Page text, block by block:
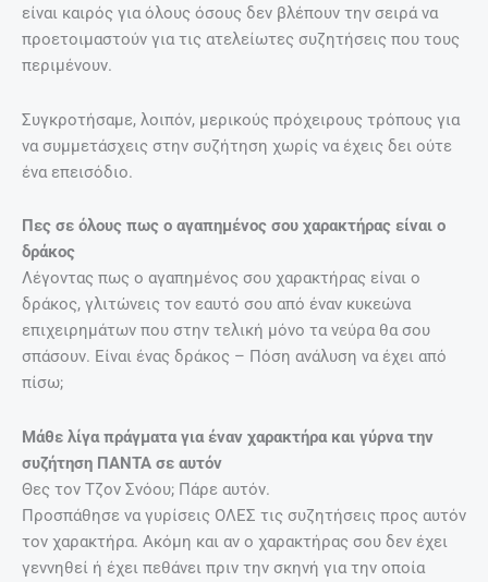
είναι καιρός για όλους όσους δεν βλέπουν την σειρά να
προετοιμαστούν για τις ατελείωτες συζητήσεις που τους
περιμένουν.
Συγκροτήσαμε, λοιπόν, μερικούς πρόχειρους τρόπους για
να συμμετάσχεις στην συζήτηση χωρίς να έχεις δει ούτε
ένα επεισόδιο.
Πες σε όλους πως ο αγαπημένος σου χαρακτήρας είναι ο
δράκος
Λέγοντας πως ο αγαπημένος σου χαρακτήρας είναι ο
δράκος, γλιτώνεις τον εαυτό σου από έναν κυκεώνα
επιχειρημάτων που στην τελική μόνο τα νεύρα θα σου
σπάσουν. Είναι ένας δράκος – Πόση ανάλυση να έχει από
πίσω;
Μάθε λίγα πράγματα για έναν χαρακτήρα και γύρνα την
συζήτηση ΠΑΝΤΑ σε αυτόν
Θες τον Τζον Σνόου; Πάρε αυτόν.
Προσπάθησε να γυρίσεις ΟΛΕΣ τις συζητήσεις προς αυτόν
τον χαρακτήρα. Ακόμη και αν ο χαρακτήρας σου δεν έχει
γεννηθεί ή έχει πεθάνει πριν την σκηνή για την οποία